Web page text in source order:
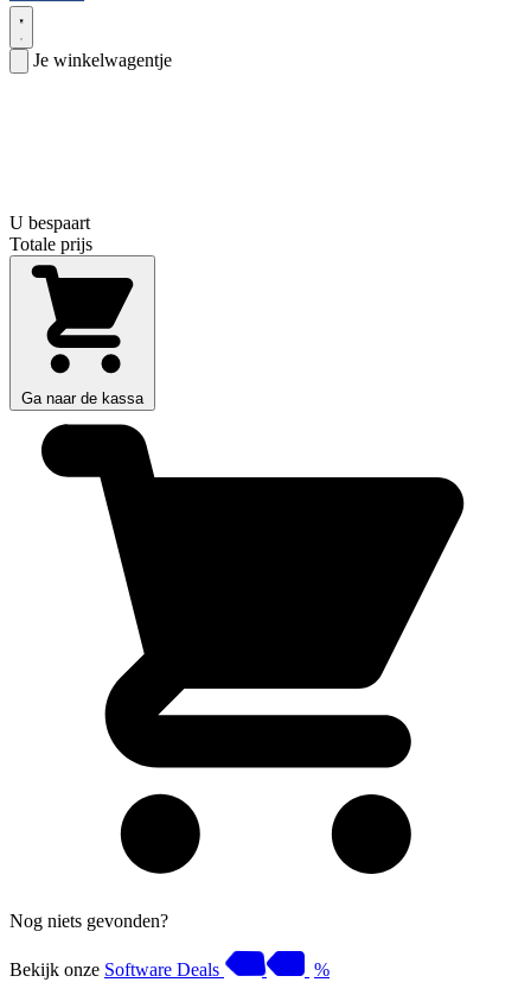
Je winkelwagentje
U bespaart
Totale prijs
Ga naar de kassa
Nog niets gevonden?
Bekijk onze Software Deals %